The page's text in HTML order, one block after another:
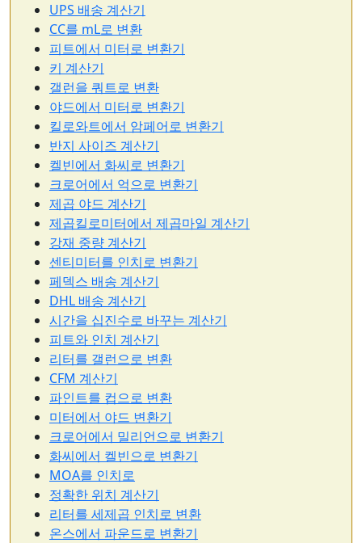
UPS 배송 계산기
CC를 mL로 변환
피트에서 미터로 변환기
키 계산기
갤런을 쿼트로 변환
야드에서 미터로 변환기
킬로와트에서 암페어로 변환기
반지 사이즈 계산기
켈빈에서 화씨로 변환기
크로어에서 억으로 변환기
제곱 야드 계산기
제곱킬로미터에서 제곱마일 계산기
강재 중량 계산기
센티미터를 인치로 변환기
페덱스 배송 계산기
DHL 배송 계산기
시간을 십진수로 바꾸는 계산기
피트와 인치 계산기
리터를 갤런으로 변환
CFM 계산기
파인트를 컵으로 변환
미터에서 야드 변환기
크로어에서 밀리언으로 변환기
화씨에서 켈빈으로 변환기
MOA를 인치로
정확한 위치 계산기
리터를 세제곱 인치로 변환
온스에서 파운드로 변환기